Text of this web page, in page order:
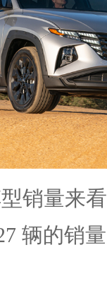
销量来
辆的销